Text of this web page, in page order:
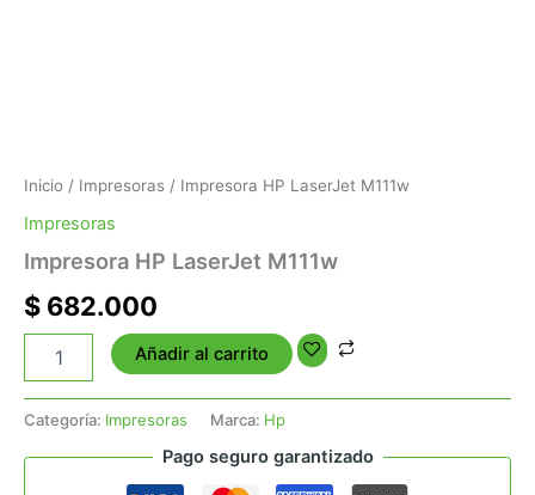
Inicio / Impresoras / Impresora HP LaserJet M111w
Impresoras
Impresora HP LaserJet M111w
$ 682.000
Añadir al carrito
Categoría: Impresoras Marca: Hp
Pago seguro garantizado